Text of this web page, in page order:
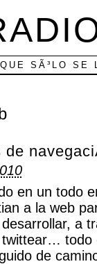
SÃ³LO
en un todo
a la web
a
todo
de